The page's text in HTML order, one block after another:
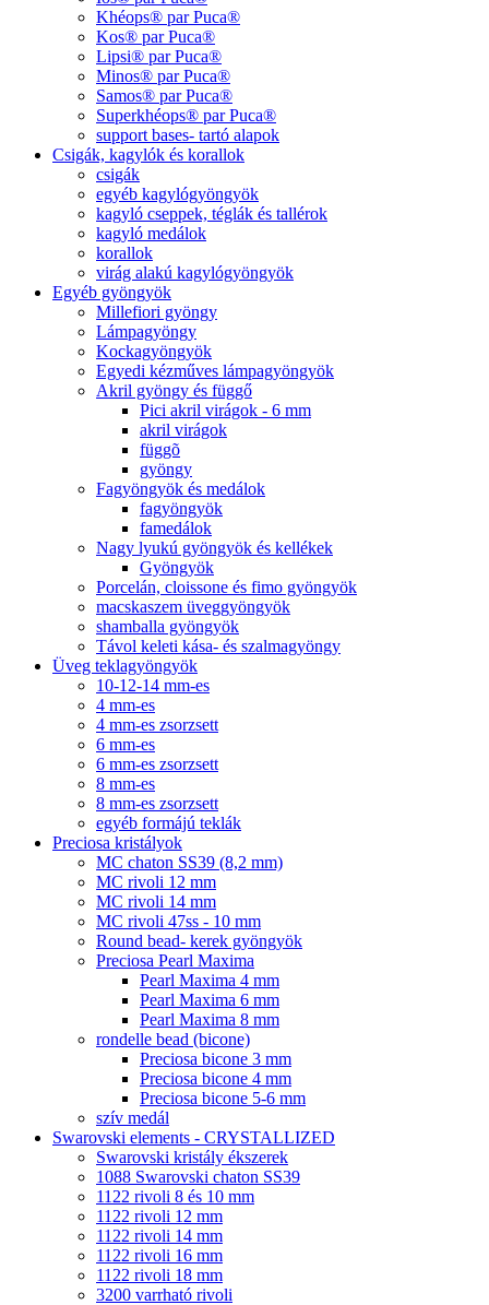
Khéops® par Puca®
Kos® par Puca®
Lipsi® par Puca®
Minos® par Puca®
Samos® par Puca®
Superkhéops® par Puca®
support bases- tartó alapok
Csigák, kagylók és korallok
csigák
egyéb kagylógyöngyök
kagyló cseppek, téglák és tallérok
kagyló medálok
korallok
virág alakú kagylógyöngyök
Egyéb gyöngyök
Millefiori gyöngy
Lámpagyöngy
Kockagyöngyök
Egyedi kézműves lámpagyöngyök
Akril gyöngy és függő
Pici akril virágok - 6 mm
akril virágok
függõ
gyöngy
Fagyöngyök és medálok
fagyöngyök
famedálok
Nagy lyukú gyöngyök és kellékek
Gyöngyök
Porcelán, cloissone és fimo gyöngyök
macskaszem üveggyöngyök
shamballa gyöngyök
Távol keleti kása- és szalmagyöngy
Üveg teklagyöngyök
10-12-14 mm-es
4 mm-es
4 mm-es zsorzsett
6 mm-es
6 mm-es zsorzsett
8 mm-es
8 mm-es zsorzsett
egyéb formájú teklák
Preciosa kristályok
MC chaton SS39 (8,2 mm)
MC rivoli 12 mm
MC rivoli 14 mm
MC rivoli 47ss - 10 mm
Round bead- kerek gyöngyök
Preciosa Pearl Maxima
Pearl Maxima 4 mm
Pearl Maxima 6 mm
Pearl Maxima 8 mm
rondelle bead (bicone)
Preciosa bicone 3 mm
Preciosa bicone 4 mm
Preciosa bicone 5-6 mm
szív medál
Swarovski elements - CRYSTALLIZED
Swarovski kristály ékszerek
1088 Swarovski chaton SS39
1122 rivoli 8 és 10 mm
1122 rivoli 12 mm
1122 rivoli 14 mm
1122 rivoli 16 mm
1122 rivoli 18 mm
3200 varrható rivoli